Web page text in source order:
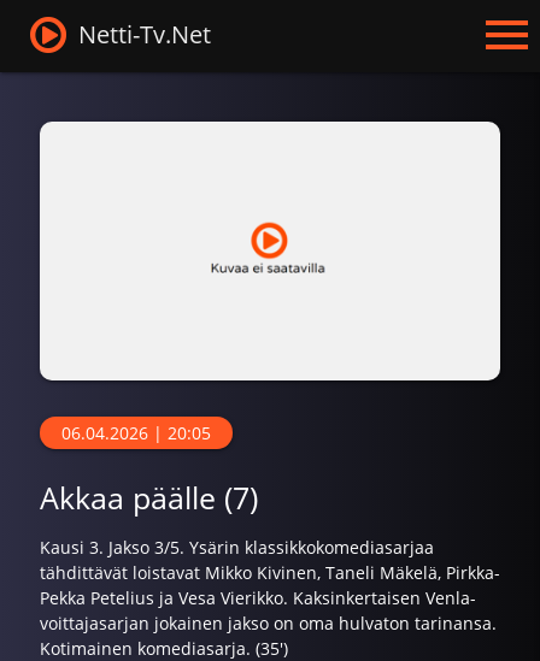
Netti-Tv.Net
06.04.2026 | 20:05
Akkaa päälle (7)
Kausi 3. Jakso 3/5. Ysärin klassikkokomediasarjaa
tähdittävät loistavat Mikko Kivinen, Taneli Mäkelä, Pirkka-
Pekka Petelius ja Vesa Vierikko. Kaksinkertaisen Venla-
voittajasarjan jokainen jakso on oma hulvaton tarinansa.
Kotimainen komediasarja. (35')